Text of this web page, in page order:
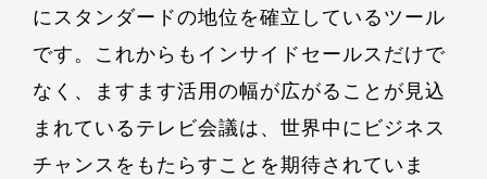
にスタンダードの地位を確立しているツール
です。これからもインサイドセールスだけで
なく、ますます活用の幅が広がることが見込
まれているテレビ会議は、世界中にビジネス
チャンスをもたらすことを期待されていま